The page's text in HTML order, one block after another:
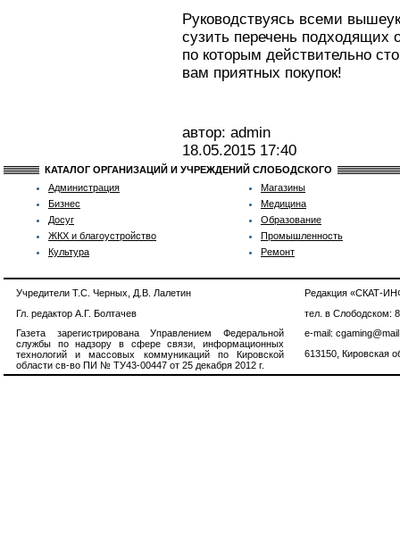
Руководствуясь всеми
сузить перечень подходящих
по которым действительно
вам приятных покупок!
автор: admin
18.05.2015 17:40
КАТАЛОГ ОРГАНИЗАЦИЙ И УЧРЕЖДЕНИЙ СЛОБОДСКОГО
Администрация
Бизнес
Досуг
ЖКХ и благоустройство
Культура
Магазины
Медицина
Образование
Промышленность
Ремонт
Учредители Т.С. Черных, Д.В. Лалетин
Гл. редактор А.Г. Болтачев
Газета зарегистрирована Управлением Федеральной
службы по надзору в сфере связи, информационных
технологий и массовых коммуникаций по Кировской
области св-во ПИ № ТУ43-00447 от 25 декабря 2012 г.
Редакция «СКАТ-
тел. в Слободском:
e-mail:
613150, Кировская